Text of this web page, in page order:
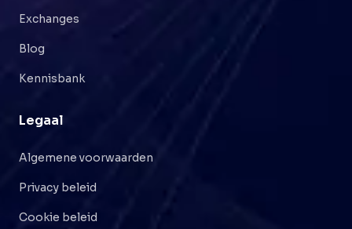
Exchanges
Blog
Kennisbank
Legaal
Algemene voorwaarden
Privacy beleid
Cookie beleid